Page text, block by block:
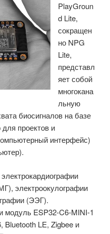
PlayGroun
d Lite,
сокращен
но NPG
Lite,
представл
яет собой
многокана
льную
биосигналов на базе
проектов и
интерфейс)
электроокулографии
(ЭЭГ).
модуль ESP32-C6-MINI-1
Bluetooth LE, Zigbee и